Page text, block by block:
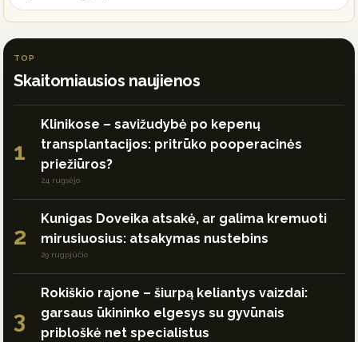
TOP
Skaitomiausios naujienos
1
Klinikose – savižudybė po kepenų
transplantacijos: pritrūko pooperacinės
priežiūros?
24 rugsėjo
2
Kunigas Doveika atsakė, ar galima kremuoti
mirusiuosius: atsakymas nustebins
29 rugpjūčio
3
Rokiškio rajone – šiurpą keliantys vaizdai:
garsaus ūkininko elgesys su gyvūnais
pribloškė net specialistus